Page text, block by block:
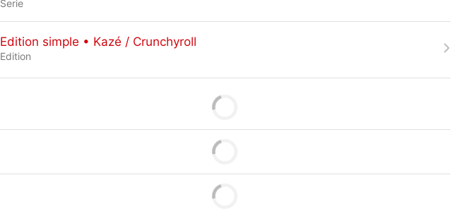
Serie
Edition simple • Kazé / Crunchyroll
Edition